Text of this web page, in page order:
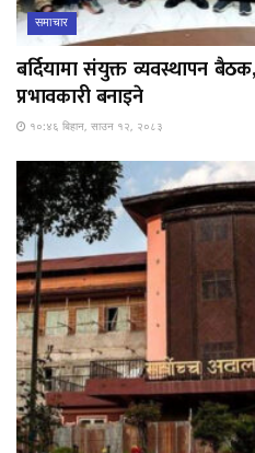
समाचार
बर्दियामा संयुक्त व्यवस्थापन
प्रभावकारी बनाइने
१०:४६ बिहान, साउन १२, २०८३